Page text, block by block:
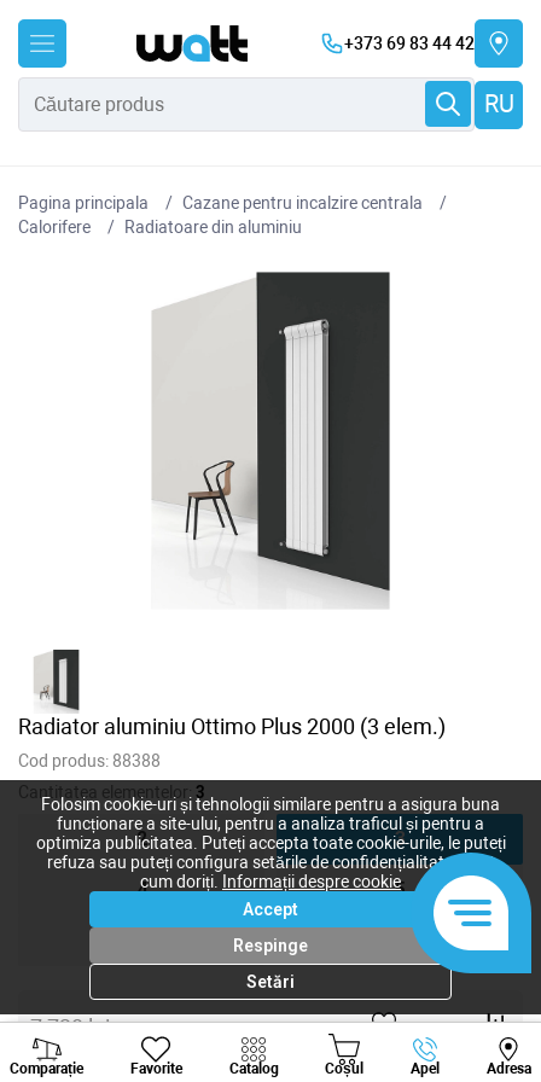
+373 69 83 44 42
RU
Pagina principala
Cazane pentru incalzire centrala
Сalorifere
Radiatoare din aluminiu
Radiator aluminiu Ottimo Plus 2000 (3 elem.)
Cod produs: 88388
Cantitatea elementelor: 3
2 3
4 5
7 728lei
6 762 lei +
Comparație Favorite Catalog Coșul Apel Adresa
Viber Whatsapp
Folosim cookie-uri și tehnologii similare pentru a asigura buna
funcționare a site-ului, pentru a analiza traficul și pentru a
optimiza publicitatea. Puteți accepta toate cookie-urile, le puteți
refuza sau puteți configura setările de confidențialitate după
cum doriți.
Informații despre cookie
Accept
Respinge
Setări